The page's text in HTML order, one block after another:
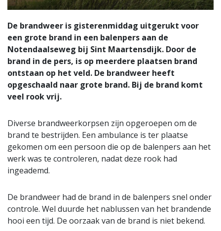
De brandweer is gisterenmiddag uitgerukt voor
een grote brand in een balenpers aan de
Notendaalseweg bij Sint Maartensdijk. Door de
brand in de pers, is op meerdere plaatsen brand
ontstaan op het veld. De brandweer heeft
opgeschaald naar grote brand. Bij de brand komt
veel rook vrij.
Diverse brandweerkorpsen zijn opgeroepen om de
brand te bestrijden. Een ambulance is ter plaatse
gekomen om een persoon die op de balenpers aan het
werk was te controleren, nadat deze rook had
ingeademd.
De brandweer had de brand in de balenpers snel onder
controle. Wel duurde het nablussen van het brandende
hooi een tijd. De oorzaak van de brand is niet bekend.